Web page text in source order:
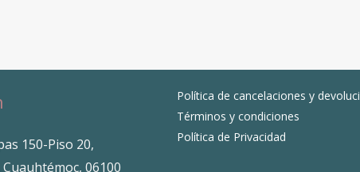
150-Piso 20,
06100
Política de cancelaciones y
Términos y condiciones
Política de Privacidad